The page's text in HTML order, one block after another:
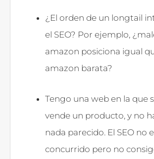
¿El orden de un longtail
el SEO? Por ejemplo,
amazon posiciona igual
amazon barata?
Tengo una web en la que
vende un producto, y no
nada parecido. El SEO no
concurrido pero no